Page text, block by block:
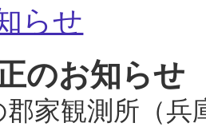
らせ
のお知らせ
家観測所（